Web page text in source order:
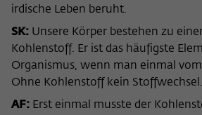
irdische Leben beruht.
SK: Unsere Körper bestehen zu
Kohlenstoff. Er ist das häufigste
Organismus, wenn man einmal
Ohne Kohlenstoff kein Stoffwechsel.
AF: Erst einmal musste der